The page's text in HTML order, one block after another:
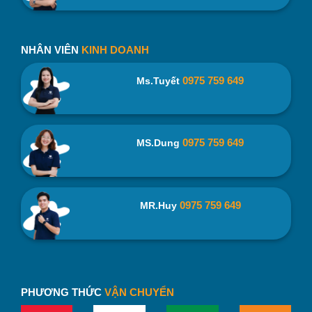
Ly Thủy Tinh Luminarc Vigne Ice L0524 – Màu Xanh 310ml
An toàn cho sức khỏe, chất lượng đảm bảo
Với chất liệu thủy tinh có độ an toàn cao, khi sử dụng
Thủy Tinh Luminarc
bạn sẽ không phải lo về chất lượng
của sản phẩm nữa.
NHÂN VIÊN KINH DOANH
Ms.Tuyết 0975 759 649
MS.Dung 0975 759 649
MR.Huy 0975 759 649
PHƯƠNG THỨC VẬN CHUYỂN